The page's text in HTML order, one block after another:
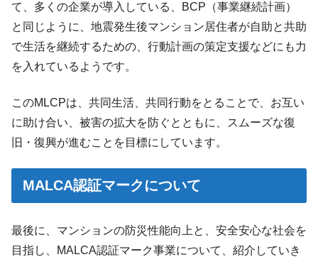
て、多くの企業が導入している、BCP（事業継続計画）
と同じように、地震発生後マンション居住者が自助と共助
で生活を継続するための、行動計画の策定支援などにも力
を入れているようです。
このMLCPは、共同生活、共同行動をとることで、お互い
に助け合い、被害の拡大を防ぐとともに、スムーズな復
旧・復興が進むことを目標にしています。
MALCA認証マークについて
最後に、マンションの防災性能向上と、安全安心な社会を
目指し、MALCA認証マーク事業について、紹介していき